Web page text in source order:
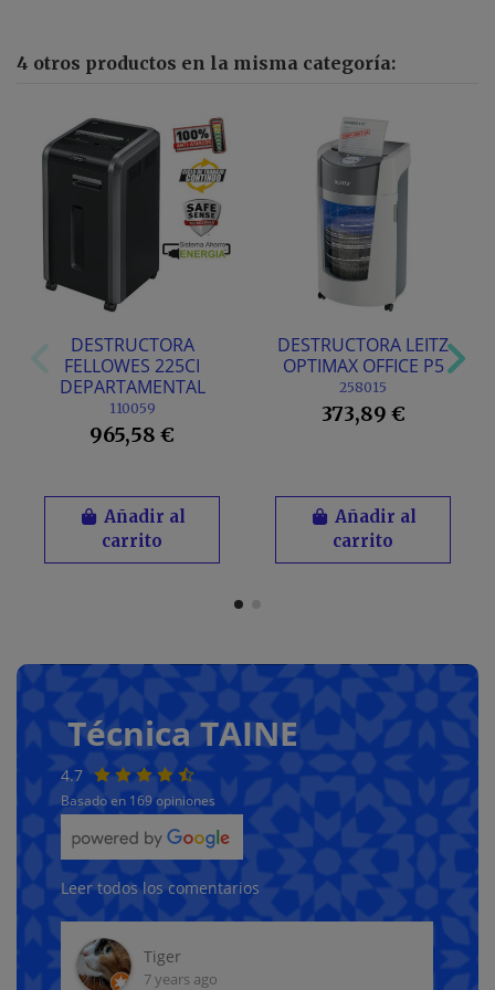
4 otros productos en la misma categoría:
DESTRUCTORA
FELLOWES 225CI
DEPARTAMENTAL
110059
965,58 €
Añadir al
carrito
DESTRUCTORA LEITZ
OPTIMAX OFFICE P5
258015
373,89 €
Añadir al
carrito
Técnica TAINE
4.7
Basado en 169 opiniones
Leer todos los comentarios
Familia Panda
6 months ago